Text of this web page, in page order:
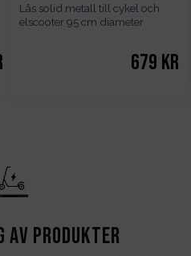
Lås solid metall till cykel och
elscooter 95 cm diameter
679 kr
av produkter